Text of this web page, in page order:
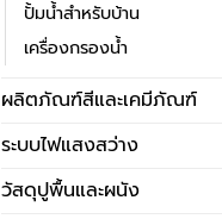
ปั้มน้ำสำหรับบ้าน
เครื่องกรองน้ำ
ผลิตภัณฑ์สีและเคมีภัณฑ์
ระบบไฟแสงสว่าง
วัสดุปูพื้นและผนัง